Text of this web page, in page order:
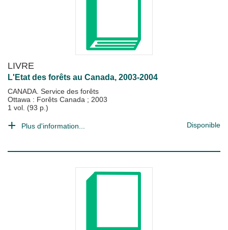
LIVRE
L'Etat des forêts au Canada, 2003-2004
CANADA. Service des forêts
Ottawa : Forêts Canada ; 2003
1 vol. (93 p.)
Plus d'information... Disponible